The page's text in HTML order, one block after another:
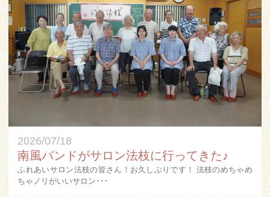
2026/07/18
南風バンドがサロン法枝に行ってきた♪
ふれあいサロン法枝の皆さん！お久しぶりです！ 法枝のめちゃめ
ちゃノリがいいサロン･･･